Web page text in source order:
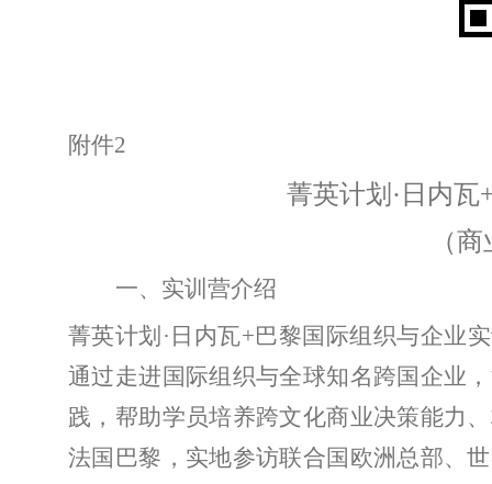
附件2
菁英计划 ·日内瓦
（
一、实训营介绍
菁英计划 · 日内瓦+巴黎国际组织与企业
通过走进国际组织与全球知名跨国企业
践，帮助学员培养跨文化商业决策能力
法国巴黎，实地参访联合国欧洲总部、